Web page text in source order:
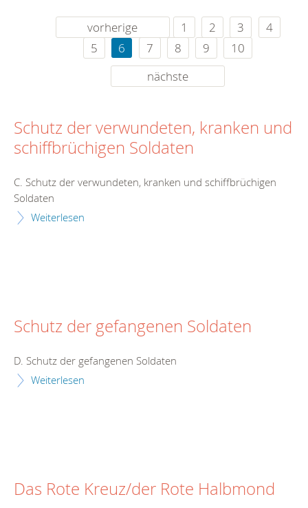
vorherige 1 2 3
4
5
6 7 8 9
10
nächste
Schutz der verwundeten, kranken und
schiffbrüchigen Soldaten
C. Schutz der verwundeten, kranken und schiffbrüchigen
Soldaten
Weiterlesen
Schutz der gefangenen Soldaten
D. Schutz der gefangenen Soldaten
Weiterlesen
Das Rote Kreuz/der Rote Halbmond